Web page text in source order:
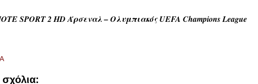
SPORT 2 HD Άρσεναλ – Ολυμπιακός UEFA Champions League